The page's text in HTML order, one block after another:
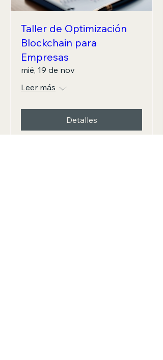
Taller de Optimización
Blockchain para
Empresas
mié, 19 de nov
Leer más
Detalles